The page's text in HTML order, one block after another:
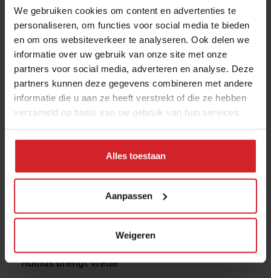
We gebruiken cookies om content en advertenties te
personaliseren, om functies voor social media te bieden
en om ons websiteverkeer te analyseren. Ook delen we
informatie over uw gebruik van onze site met onze
partners voor social media, adverteren en analyse. Deze
partners kunnen deze gegevens combineren met andere
informatie die u aan ze heeft verstrekt of die ze hebben
verzameld op basis van uw gebruik van hun services.
Alles toestaan
Aanpassen
Weigeren
UberEATS
DE BEZORGREVOLUTIE
Humus brengt vrede